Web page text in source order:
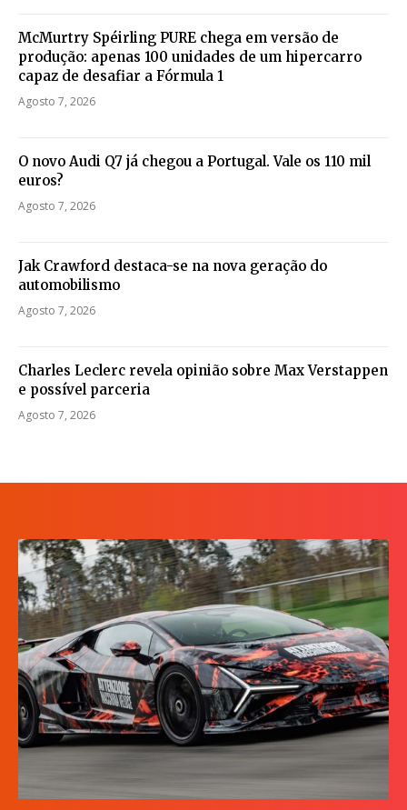
McMurtry Spéirling PURE chega em versão de
produção: apenas 100 unidades de um hipercarro
capaz de desafiar a Fórmula 1
Agosto 7, 2026
O novo Audi Q7 já chegou a Portugal. Vale os 110 mil
euros?
Agosto 7, 2026
Jak Crawford destaca-se na nova geração do
automobilismo
Agosto 7, 2026
Charles Leclerc revela opinião sobre Max Verstappen
e possível parceria
Agosto 7, 2026